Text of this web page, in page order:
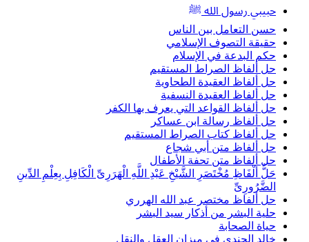
حبيبي رسول الله ﷺ
حسن التعامل بين الناس
حقيقة التصوف الإسلامي
حكم البدعة في الإسلام
حل ألفاظ الصراط المستقيم
حل ألفاظ العقيدة الطحاوية
حل ألفاظ العقيدة النسفية
حل ألفاظ القواعد التي يعرف بها الكفر
حل ألفاظ رسالة ابن عساكر
حل ألفاظ كتاب الصراط المستقيم
حل ألفاظ متن أبي شجاع
حل ألفاظ متن تحفة الأطفال
حَلُّ أَلْفَاظِ مُخْتَصَرِ الشَّيْخِ عَبْدِ اللَّهِ الْهَرَرِىِّ الْكَافِلِ بِعِلْمِ الدِّينِ
الضَّرُورِىِّ
حل ألفاظ مختصر عبد الله الهرري
حلية البشر من أذكار سيد البشر
حياة الصحابة
خالد الجندي في ميزان العقل والنقل